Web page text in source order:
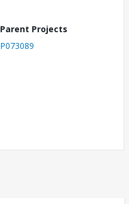
Parent Projects
P073089